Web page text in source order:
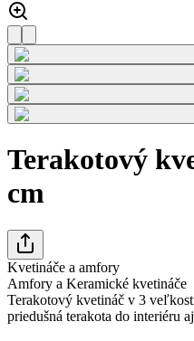
Terakotový
cm
Kvetináče a amfory
Amfory a Keramické kvetináče
Terakotový kvetináč v 3
priedušná terakota do interiéru